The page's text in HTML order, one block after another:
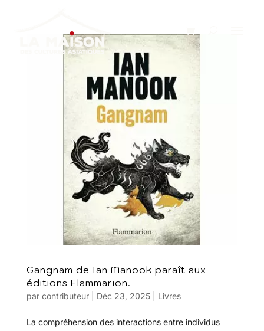
Gangnam de Ian Manook paraît aux
éditions Flammarion.
par contributeur| Déc 23, 2025| Livres
La compréhension des interactions entre individus